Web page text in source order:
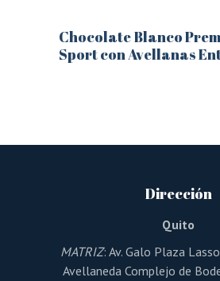
Chocolate Blanco
Sport con Avellanas
Las
elegir
la
página
de
Dirección
Quito
MATRIZ: Av. Galo Plaza
Avellaneda Complejo de